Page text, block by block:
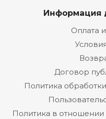
Информация
Оплата
Договор
Политика
Политика в